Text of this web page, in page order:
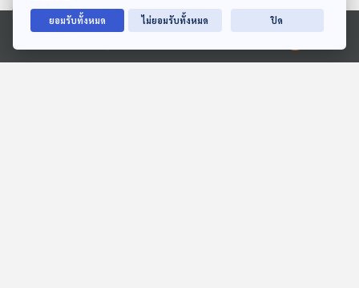
Ⓒ 2020 องค์การกระจายเสียงและแพร่ภาพสาธารณะแห่งประเทศไทย
ตอนที่เกี่ยวข้อง
ยอมรับทั้งหมด ไม่ยอมรับทั้งหมด ปิด